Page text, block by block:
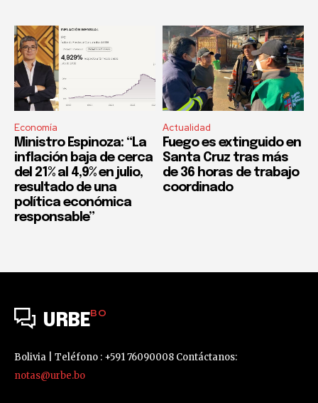
Economía
Ministro Espinoza: “La
inflación baja de cerca
del 21% al 4,9% en julio,
resultado de una
política económica
responsable”
Actualidad
Fuego es extinguido en
Santa Cruz tras más
de 36 horas de trabajo
coordinado
URBEBO
Bolivia | Teléfono : +591 76090008 Contáctanos:
notas@urbe.bo